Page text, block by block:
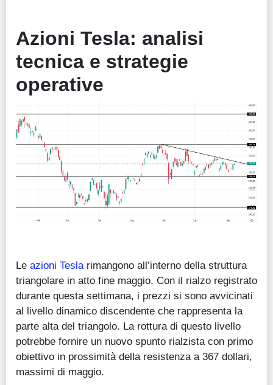
Azioni Tesla: analisi
tecnica e strategie
operative
Le azioni Tesla rimangono all’interno della struttura
triangolare in atto fine maggio. Con il rialzo registrato
durante questa settimana, i prezzi si sono avvicinati
al livello dinamico discendente che rappresenta la
parte alta del triangolo. La rottura di questo livello
potrebbe fornire un nuovo spunto rialzista con primo
obiettivo in prossimità della resistenza a 367 dollari,
massimi di maggio.